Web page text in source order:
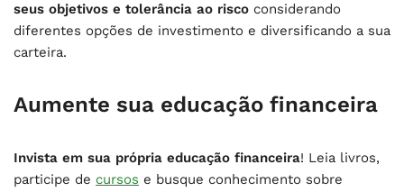
seus objetivos e tolerância ao risco considerando
diferentes opções de investimento e diversificando a sua
carteira.
Aumente sua educação financeira
Invista em sua própria educação financeira! Leia livros,
participe de cursos e busque conhecimento sobre